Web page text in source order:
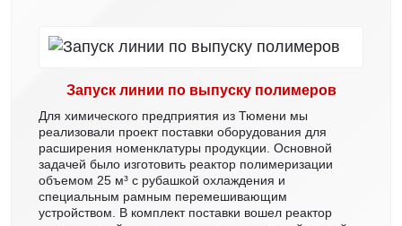
Запуск линии по выпуску полимеров
Для химического предприятия из Тюмени мы
реализовали проект поставки оборудования для
расширения номенклатуры продукции. Основной
задачей было изготовить реактор полимеризации
объемом 25 м³ с рубашкой охлаждения и
специальным рамным перемешивающим
устройством. В комплект поставки вошел реактор